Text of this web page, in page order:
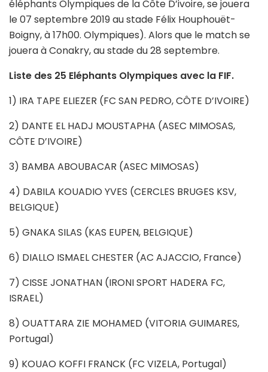
éléphants Olympiques de la Côte D’ivoire, se jouera
le 07 septembre 2019 au stade Félix Houphouët-
Boigny, à 17h00. Olympiques). Alors que le match se
jouera à Conakry, au stade du 28 septembre.
Liste des 25 Eléphants Olympiques avec la FIF.
1) IRA TAPE ELIEZER (FC SAN PEDRO, CÔTE D’IVOIRE)
2) DANTE EL HADJ MOUSTAPHA (ASEC MIMOSAS,
CÔTE D’IVOIRE)
3) BAMBA ABOUBACAR (ASEC MIMOSAS)
4) DABILA KOUADIO YVES (CERCLES BRUGES KSV,
BELGIQUE)
5) GNAKA SILAS (KAS EUPEN, BELGIQUE)
6) DIALLO ISMAEL CHESTER (AC AJACCIO, France)
7) CISSE JONATHAN (IRONI SPORT HADERA FC,
ISRAEL)
8) OUATTARA ZIE MOHAMED (VITORIA GUIMARES,
Portugal)
9) KOUAO KOFFI FRANCK (FC VIZELA, Portugal)